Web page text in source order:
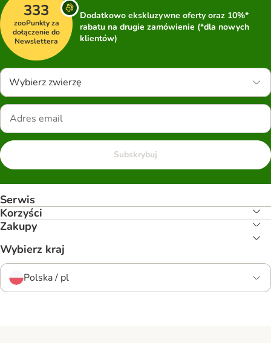
333
zooPunkty za
dołączenie do
Newslettera
Dodatkowo ekskluzywne oferty oraz 10%*
rabatu na drugie zamówienie (*dla nowych
klientów)
Wybierz zwierzę
Subskrybuj
Serwis
Korzyści
Zakupy
Wybierz kraj
Polska / pl